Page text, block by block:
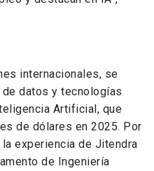
internacionales, se
datos y tecnologías
Artificial, que
de dólares en 2025. Por
experiencia de Jitendra
de Ingeniería